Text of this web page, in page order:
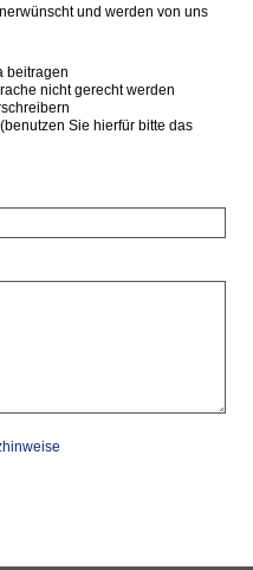
und werden von uns
beitragen
nicht gerecht werden
Sie hierfür bitte das